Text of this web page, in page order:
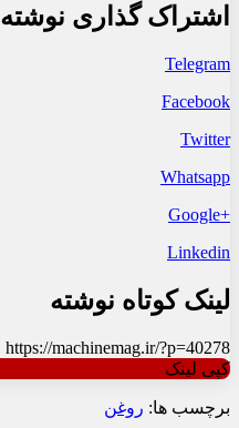
اشتراک گذاری نوشته
Telegram
Facebook
Twitter
Whatsapp
+Google
Linkedin
لینک کوتاه نوشته
https://machinemag.ir/?p=40278
کپی لینک
برچسب ها: روغن